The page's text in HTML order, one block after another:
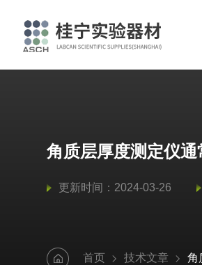
角质层厚度测定仪
更新时间：2024-03-26
首页 技术文章 角